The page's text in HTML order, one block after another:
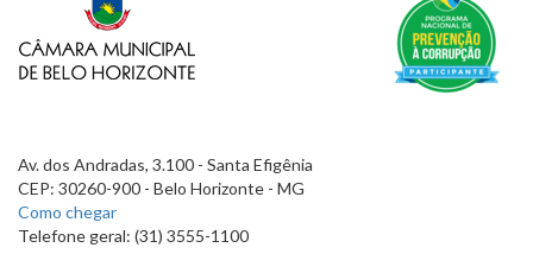
Av. dos Andradas, 3.100 - Santa Efigênia
CEP: 30260-900 - Belo Horizonte - MG
Como chegar
Telefone geral: (31) 3555-1100